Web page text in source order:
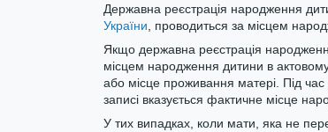
Державна реєстрація народження
України , проводиться за місцем
Якщо державна реєстрація
місцем народження дитини в
або місце проживання матері. Під
записі вказується фактичне місце
У тих випадках, коли мати, яка не